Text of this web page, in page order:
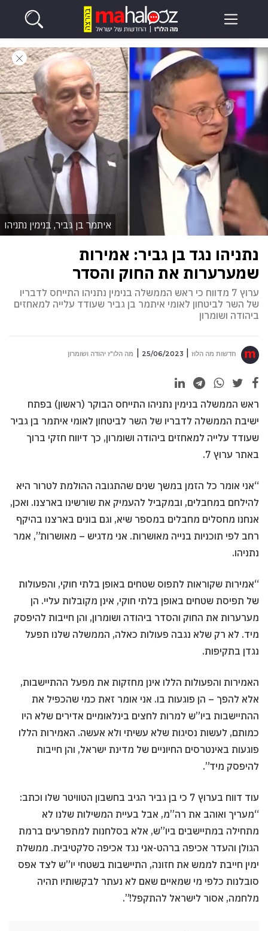
איתמר בן גביר, בנימין נתניהו
נתניהו נגד בן גביר: אמירות
שמערערות את החוק והסדר
ערוץ 7 מדווח כי ראש הממשלה בנימין נתניהו התייחס לדבריו
של השר לביטחון לאומי איתמר בן גביר שעודד עלייה למאחזים
ביהודה ושומרון
חדשות מה הלוז 25/06/2023 מה הלו"ז יהודה ושומרון
ראש הממשלה בנימין נתניהו התייחס הבוקר (ראשון) בפתח
ישיבת הממשלה לדבריו של השר לביטחון לאומי איתמר בן גביר
שעודד עלייה למאחזים ביהודה ושומרון, כך דיווח חזקי ברוך
באתר ערוץ 7.
“אני אומר כל הזמן במשך שנים שהתגובה ההולמת לטרור היא
להילחם במחבלים, ובמקביל להעמיק את שורשינו בארצנו. ואכן,
אנחנו מחסלים מחבלים במספר שיא, וגם בונים בארצנו בהיקף
רחב לפי תוכניות בנייה מאושרות. אני מדגיש – מאושרות”, אמר
נתניהו.
“אמירות שקוראות לתפוס שטחים באופן בלתי חוקי, והפעולות
של תפיסת שטחים באופן בלתי חוקי, אינן מקובלות עליי. הן
מערערות את החוק והסדר ביהודה ושומרון, והן חייבות להיפסק
מיד. לא רק שלא נגבה פעולות כאלה, הממשלה שלנו תפעל
נגדן בתקיפות.
האמירות והפעולות הללו אינן מחזקות את מפעל ההתיישבות,
אלא להפך – הן פוגעות בו. אני אומר זאת כמי שהכפיל את
ההתיישבות ביו”ש למרות לחצים בינלאומיים אדירים שלא היו
כמותם, לעשות נסיגות שלא עשיתי ולא אעשה. האמירות הללו
פוגעות באינטרסים החיוניים של מדינת ישראל, והן חייבות
להיפסק מיד”.
עוד דווח בערוץ 7 כי בן גביר הגיב בחשבון הטוויטר שלו וכתב:
“מעריך ואוהב את רה”מ, אבל בעיית המשילות שלנו לא
מתחילה במתיישבים ביו”ש, אלא בסלחנות למתפרעים ברמת
הגולן והעדר אכיפה ברהט-אני נגד אכיפה סלקטיבית. ממשלת
ימין חייבת לממש את חזונה, התיישבות בשטחי יו”ש לצד אפס
סובלנות כלפי מי שמאיים שאם לא נעתר לבקשותיו תהיה
מלחמה, אסור לישראל להתקפל!”.